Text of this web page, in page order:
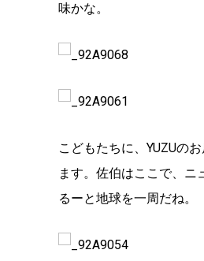
味かな。
こどもたちに、YUZUの
ます。佐伯はここで、ニ
るーと地球を一周だね。